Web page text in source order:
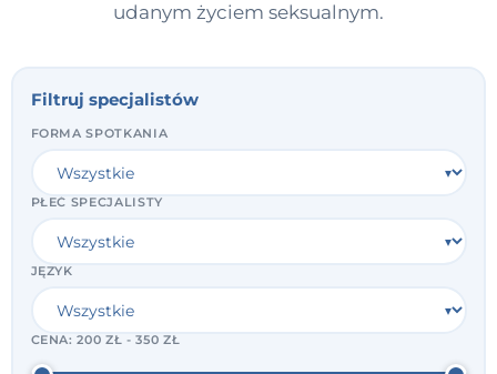
udanym życiem seksualnym.
Filtruj specjalistów
FORMA SPOTKANIA
PŁEĆ SPECJALISTY
JĘZYK
CENA:200 ZŁ - 350 ZŁ